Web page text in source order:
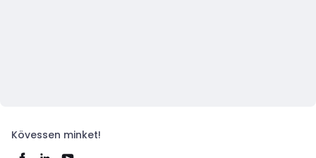
Kövessen minket!